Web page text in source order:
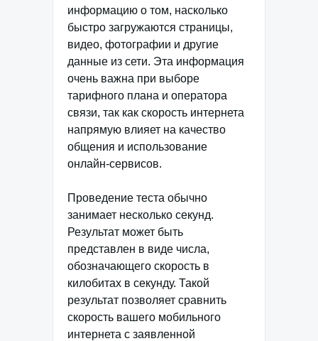
информацию о том, насколько
быстро загружаются страницы,
видео, фотографии и другие
данные из сети. Эта информация
очень важна при выборе
тарифного плана и оператора
связи, так как скорость интернета
напрямую влияет на качество
общения и использование
онлайн-сервисов.
Проведение теста обычно
занимает несколько секунд.
Результат может быть
представлен в виде числа,
обозначающего скорость в
килобитах в секунду. Такой
результат позволяет сравнить
скорость вашего мобильного
интернета с заявленной